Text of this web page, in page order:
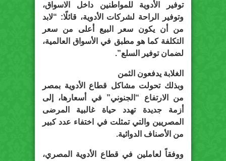
توفير الأدوية للمواطنين داخل الاسواق،
وتوفير الراحة لشركات الأدوية، قائلًا: “لابد
من أن يكون سعر البيع أعلى من سعر
التكلفة كما هو مطبق في الأسواق العالمية،
لضمان توفير السلع”.
الغلابة يدفعون الثمن
وبذلك تحولت مشاكل قطاع الأدوية بمصر
من الارتفاع “الجنوني” في أسعارها، إلى
أزمة جديدة تهدد حياة غالبية المرضى
المصريين والتي تمثلت في اختفاء عدد كبير
من الأصناف الدوائية.
ووفقاً لعاملين في قطاع الأدوية المصري،